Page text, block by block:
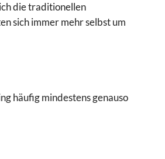
die traditionellen
sich immer mehr selbst um
häufig mindestens genauso